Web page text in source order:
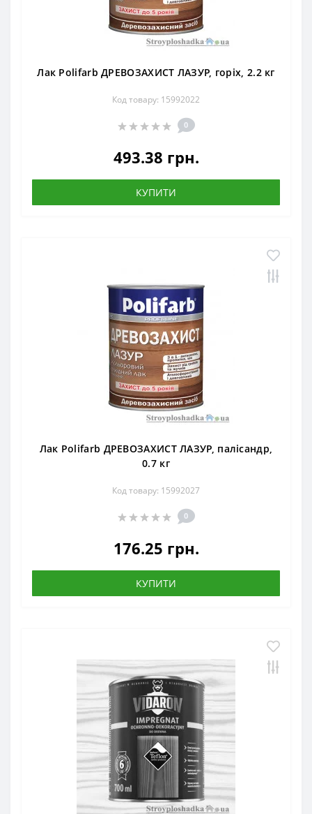
Лак Polifarb ДРЕВОЗАХИСТ ЛАЗУР, горіх, 2.2 кг
Код товару: 15992022
0
493.38 грн.
КУПИТИ
Лак Polifarb ДРЕВОЗАХИСТ ЛАЗУР, палісандр,
0.7 кг
Код товару: 15992027
0
176.25 грн.
КУПИТИ